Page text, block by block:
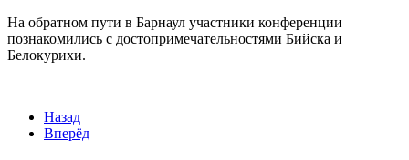
На обратном пути в Барнаул участники конференции
познакомились с достопримечательностями Бийска и
Белокурихи.
Назад
Вперёд